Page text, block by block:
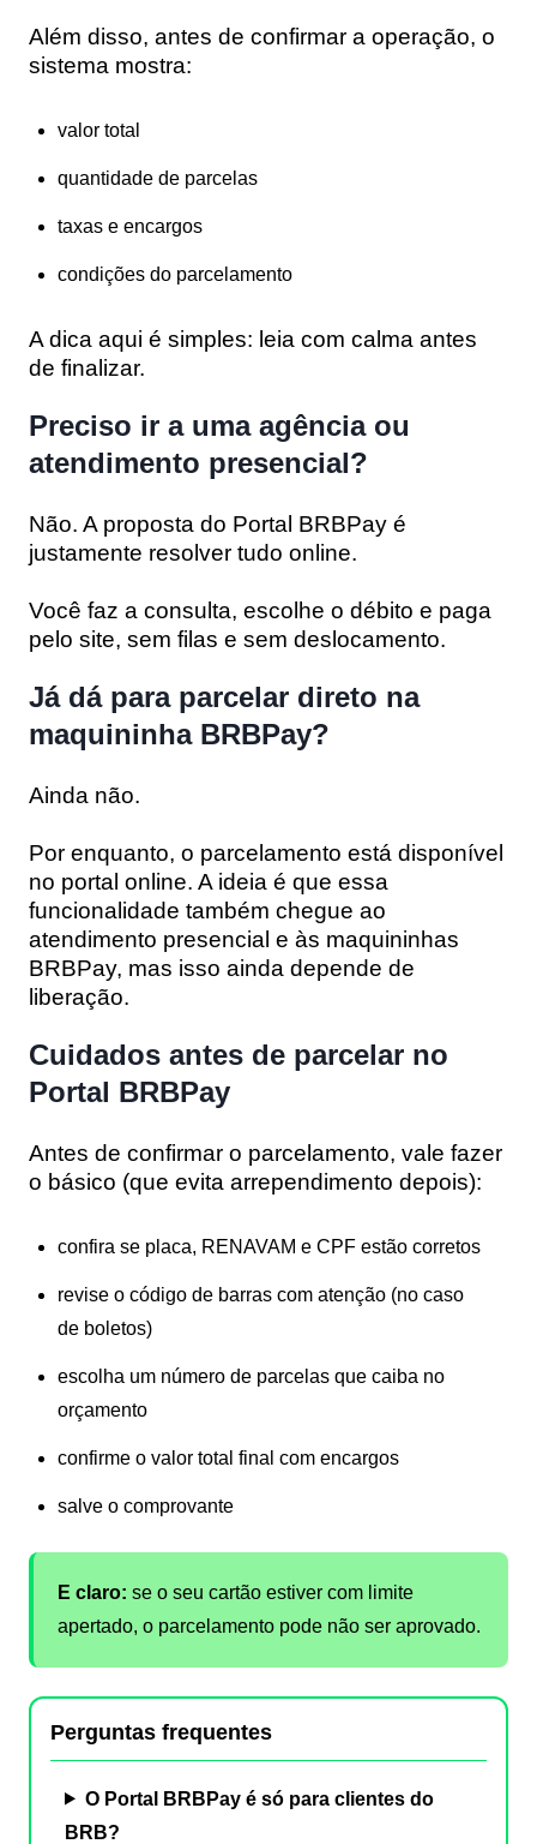
Além disso, antes de confirmar a operação, o
sistema mostra:
valor total
quantidade de parcelas
taxas e encargos
condições do parcelamento
A dica aqui é simples: leia com calma antes
de finalizar.
Preciso ir a uma agência ou
atendimento presencial?
Não. A proposta do Portal BRBPay é
justamente resolver tudo online.
Você faz a consulta, escolhe o débito e paga
pelo site, sem filas e sem deslocamento.
Já dá para parcelar direto na
maquininha BRBPay?
Ainda não.
Por enquanto, o parcelamento está disponível
no portal online. A ideia é que essa
funcionalidade também chegue ao
atendimento presencial e às maquininhas
BRBPay, mas isso ainda depende de
liberação.
Cuidados antes de parcelar no
Portal BRBPay
Antes de confirmar o parcelamento, vale fazer
o básico (que evita arrependimento depois):
confira se placa, RENAVAM e CPF estão corretos
revise o código de barras com atenção (no caso
de boletos)
escolha um número de parcelas que caiba no
orçamento
confirme o valor total final com encargos
salve o comprovante
E claro: se o seu cartão estiver com limite
apertado, o parcelamento pode não ser aprovado.
Perguntas frequentes
O Portal BRBPay é só para clientes do
BRB?